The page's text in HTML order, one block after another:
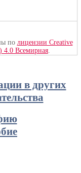
по лицензии Creative
4.0 Всемирная
в других